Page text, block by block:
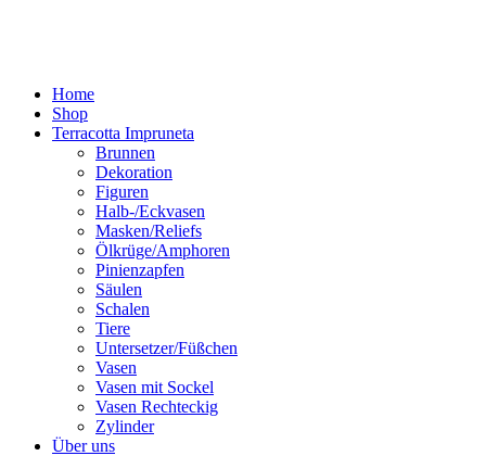
Home
Shop
Terracotta Impruneta
Brunnen
Dekoration
Figuren
Halb-/Eckvasen
Masken/Reliefs
Ölkrüge/Amphoren
Pinienzapfen
Säulen
Schalen
Tiere
Untersetzer/Füßchen
Vasen
Vasen mit Sockel
Vasen Rechteckig
Zylinder
Über uns